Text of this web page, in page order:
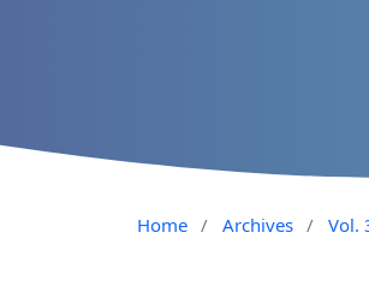
Home / Archives / Vol.